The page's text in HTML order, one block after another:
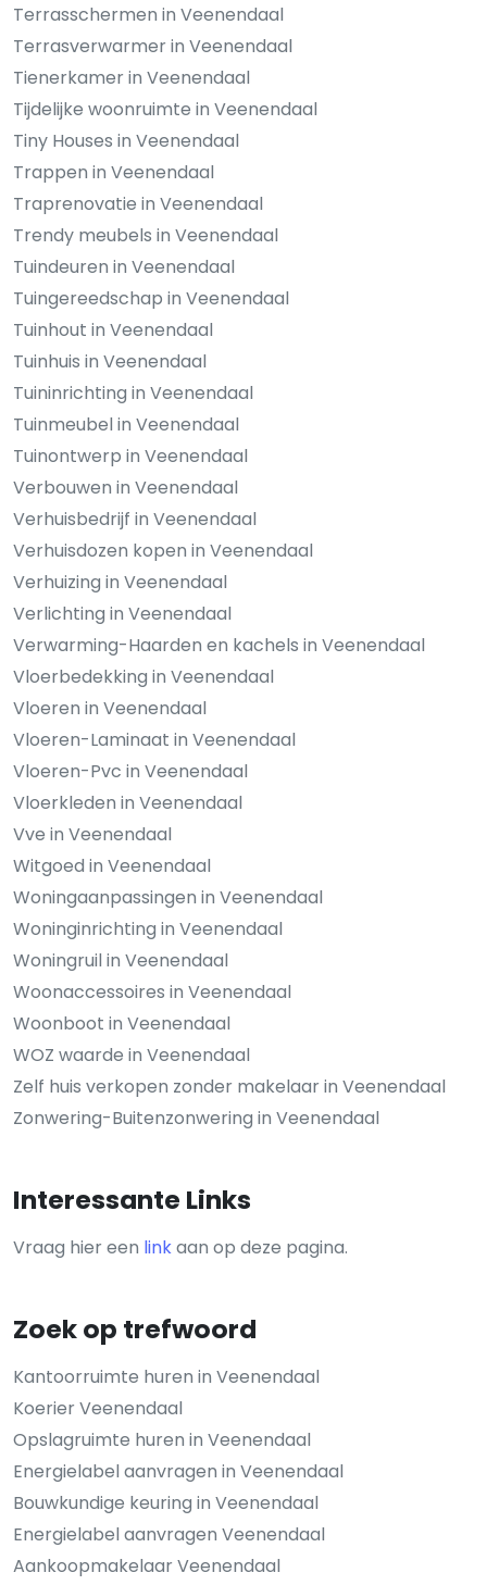
Terrasschermen in Veenendaal
Terrasverwarmer in Veenendaal
Tienerkamer in Veenendaal
Tijdelijke woonruimte in Veenendaal
Tiny Houses in Veenendaal
Trappen in Veenendaal
Traprenovatie in Veenendaal
Trendy meubels in Veenendaal
Tuindeuren in Veenendaal
Tuingereedschap in Veenendaal
Tuinhout in Veenendaal
Tuinhuis in Veenendaal
Tuininrichting in Veenendaal
Tuinmeubel in Veenendaal
Tuinontwerp in Veenendaal
Verbouwen in Veenendaal
Verhuisbedrijf in Veenendaal
Verhuisdozen kopen in Veenendaal
Verhuizing in Veenendaal
Verlichting in Veenendaal
Verwarming-Haarden en kachels in Veenendaal
Vloerbedekking in Veenendaal
Vloeren in Veenendaal
Vloeren-Laminaat in Veenendaal
Vloeren-Pvc in Veenendaal
Vloerkleden in Veenendaal
Vve in Veenendaal
Witgoed in Veenendaal
Woningaanpassingen in Veenendaal
Woninginrichting in Veenendaal
Woningruil in Veenendaal
Woonaccessoires in Veenendaal
Woonboot in Veenendaal
WOZ waarde in Veenendaal
Zelf huis verkopen zonder makelaar in Veenendaal
Zonwering-Buitenzonwering in Veenendaal
Interessante Links
Vraag hier een linkaan op deze pagina.
Zoek op trefwoord
Kantoorruimte huren in Veenendaal
Koerier Veenendaal
Opslagruimte huren in Veenendaal
Energielabel aanvragen in Veenendaal
Bouwkundige keuring in Veenendaal
Energielabel aanvragen Veenendaal
Aankoopmakelaar Veenendaal